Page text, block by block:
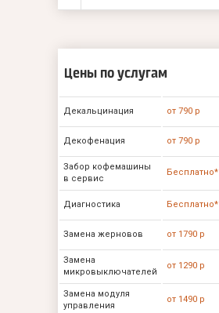
Цены по услугам
Декальцинация от 790 р
Декофенация от 790 р
Забор кофемашины
в сервис
Бесплатно*
Диагностика Бесплатно*
Замена жерновов от 1790 р
Замена
микровыключателей
от 1290 р
Замена модуля
управления
от 1490 р